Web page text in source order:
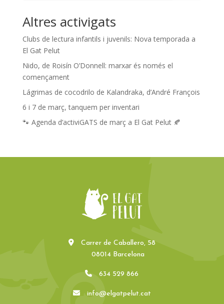
Altres activigats
Clubs de lectura infantils i juvenils: Nova temporada a
El Gat Pelut
Nido, de Roisín O’Donnell: marxar és només el
començament
Lágrimas de cocodrilo de Kalandraka, d’André François
6 i 7 de març, tanquem per inventari
🐾 Agenda d’activiGATS de març a El Gat Pelut 🍂
Carrer de Caballero, 58
08014 Barcelona
634 529 866
info@elgatpelut.cat